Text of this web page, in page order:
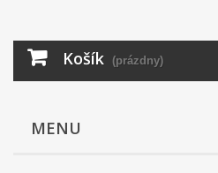
Košík (prázdny)
MENU